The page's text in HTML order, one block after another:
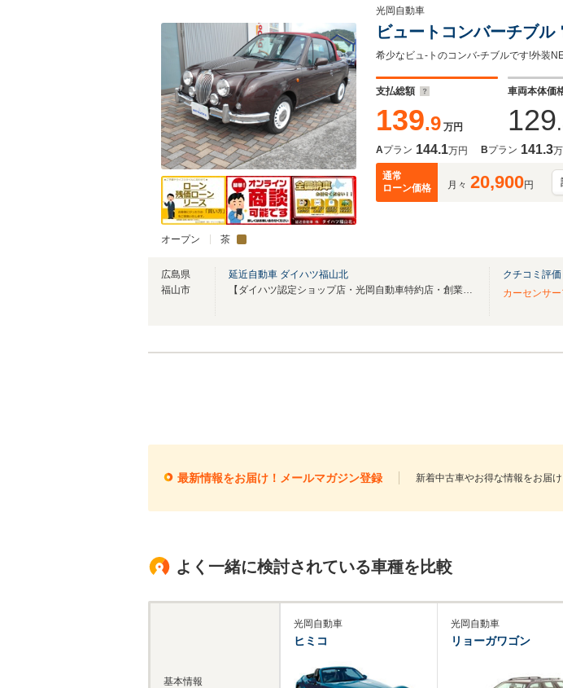
オープン 茶
光岡自動車
ビュートコンバーチブ
支払総額
139.9 万円
車両本体価
129
Aプラン 144.1万円 Bプラン 141.3
通常
ローン価格
月々 20,900円
広島県
福山市
延近自動車 ダイハツ福山北
【ダイハツ認定ショップ店・光岡自動車特約店・創業100年の確かな信頼と実績】
クチコミ評価
カーセンサ
最新情報をお届け！メールマガジン登録 新着中古車やお得な情報をお届
よく一緒に検討されている車種を比較
基本情報
光岡自動車
ヒミコ
光岡自動車
リョーガワゴン